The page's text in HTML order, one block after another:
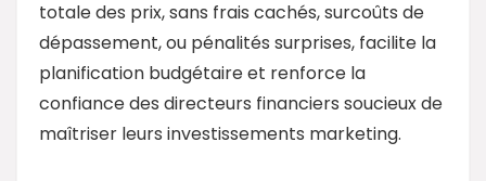
totale des prix, sans frais cachés, surcoûts de
dépassement, ou pénalités surprises, facilite la
planification budgétaire et renforce la
confiance des directeurs financiers soucieux de
maîtriser leurs investissements marketing.